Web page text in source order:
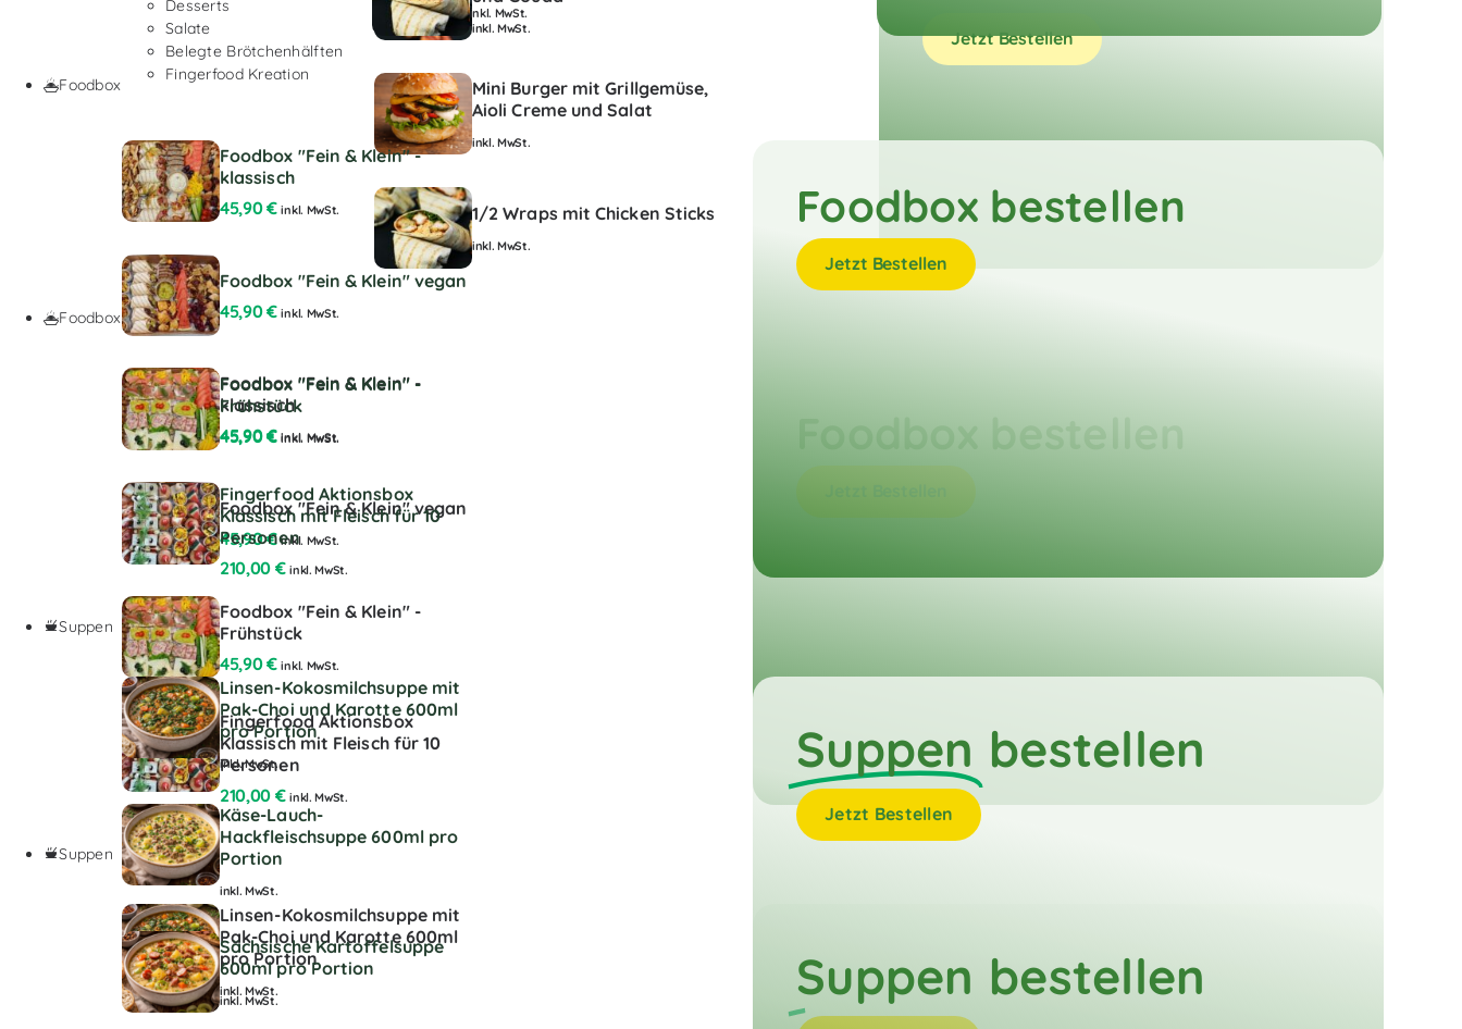
Desserts
Salate
Belegte Brötchenhälften
Fingerfood Kreation
inkl. MwSt.
Mini Burger mit Grillgemüse,
Aioli Creme und Salat
inkl. MwSt.
1/2 Wraps mit Chicken Sticks
inkl. MwSt.
Jetzt Bestellen
Foodbox
Foodbox "Fein & Klein" -
klassisch
45,90€ inkl. MwSt.
Foodbox "Fein & Klein" vegan
45,90€ inkl. MwSt.
Foodbox "Fein & Klein" -
Frühstück
45,90€ inkl. MwSt.
Fingerfood Aktionsbox
Klassisch mit Fleisch für 10
Personen
210,00 € inkl. MwSt.
Foodbox bestellen
Suppen
Linsen-Kokosmilchsuppe mit
Pak-Choi und Karotte 600ml
pro Portion
inkl. MwSt. Suppen bestellen
inkl. MwSt.
Foodbox
Foodbox "Fein & Klein" -
klassisch
45,90€ inkl. MwSt.
Foodbox "Fein & Klein" vegan
45,90€ inkl. MwSt.
Foodbox "Fein & Klein" -
Frühstück
45,90€ inkl. MwSt.
Fingerfood Aktionsbox
Klassisch mit Fleisch für 10
Personen
210,00 € inkl. MwSt.
Foodbox bestellen
Jetzt Bestellen
Suppen
Linsen-Kokosmilchsuppe mit
Pak-Choi und Karotte 600ml
pro Portion
inkl. MwSt.
Käse-Lauch-
Hackfleischsuppe 600ml pro
Portion
inkl. MwSt.
Sächsische Kartoffelsuppe
600ml pro Portion
inkl. MwSt.
Suppen bestellen
Jetzt Bestellen